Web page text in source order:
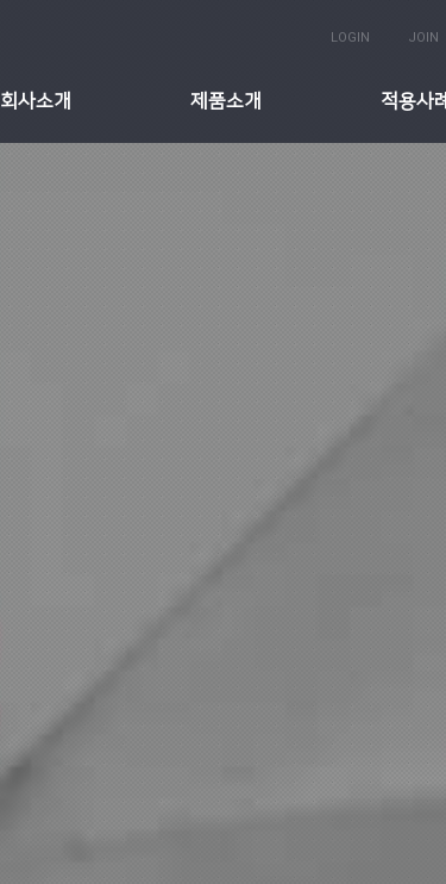
LOGIN JOIN
회사소개 제품소개 적용사례